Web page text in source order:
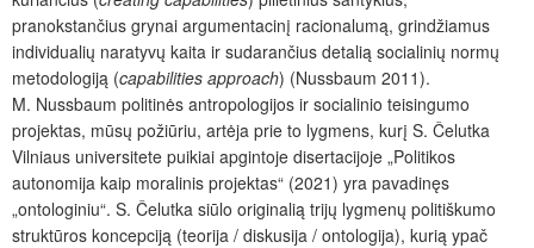
pranokstančius grynai argumentacinį racionalumą, grindžiamus
individualių naratyvų kaita ir sudarančius detalią socialinių normų
metodologiją (capabilities approach) (Nussbaum 2011).
M. Nussbaum politinės antropologijos ir socialinio teisingumo
projektas, mūsų požiūriu, artėja prie to lygmens, kurį S. Čelutka
Vilniaus universitete puikiai apgintoje disertacijoje „Politikos
autonomija kaip moralinis projektas“ (2021) yra pavadinęs
„ontologiniu“. S. Čelutka siūlo originalią trijų lygmenų politiškumo
struktūros koncepciją (teorija / diskusija / ontologija), kurią ypač